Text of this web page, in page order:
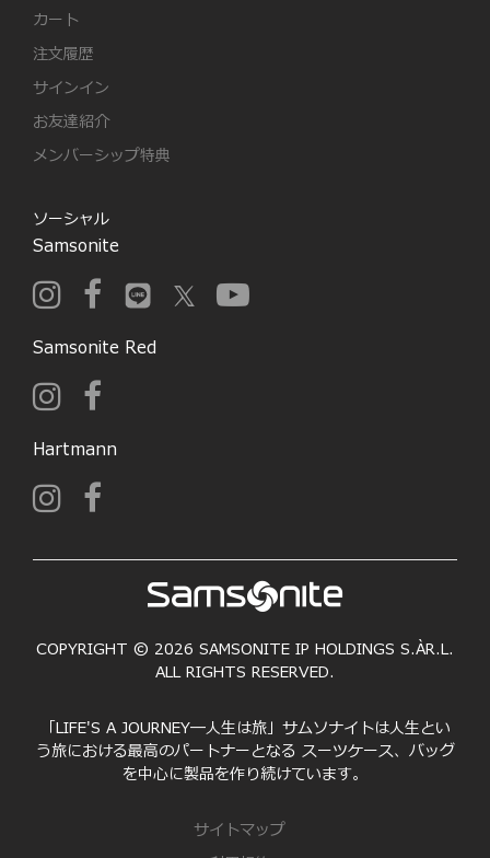
カート
注文履歴
サインイン
お友達紹介
メンバーシップ特典
ソーシャル
Samsonite
Samsonite Red
Hartmann
COPYRIGHT © 2026 SAMSONITE IP HOLDINGS S.ÀR.L.
ALL RIGHTS RESERVED.
「LIFE'S A JOURNEY―人生は旅」サムソナイトは人生とい
う旅における最高のパートナーとなる スーツケース、バッグ
を中心に製品を作り続けています。
サイトマップ